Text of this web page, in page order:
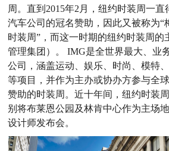
周。直到2015年2月，纽约时装周一
汽车公司的冠名赞助，因此又被称为“
时装周”，而这一时期的纽约时装周的
管理集团）。 IMG是全世界最大、业
公司，涵盖运动、娱乐、时尚、模特
等项目，并作为主办或协办方参与全
赞助的时装周。近十年间，纽约时装
别将布莱恩公园及林肯中心作为主场
设计师发布会。